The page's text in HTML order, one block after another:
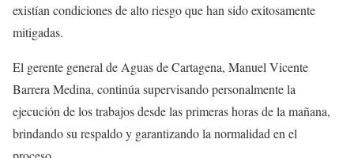
existían condiciones de alto riesgo que han sido exitosamente
mitigadas.
El gerente general de Aguas de Cartagena, Manuel Vicente
Barrera Medina, continúa supervisando personalmente la
ejecución de los trabajos desde las primeras horas de la mañana,
brindando su respaldo y garantizando la normalidad en el